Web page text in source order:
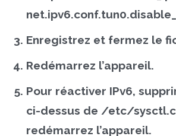
Enregistrez et fermez le
Redémarrez l’appareil.
Pour réactiver IPv6,
ci-dessus de /etc/
redémarrez l’appareil.